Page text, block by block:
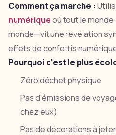
Comment ça marche :
numériqueoù tout le
monde—vit une révélation
effets de confettis
Pourquoi c'est le plus
Zéro déchet physique
Pas d'émissions de
chez eux)
Pas de décorations à jeter